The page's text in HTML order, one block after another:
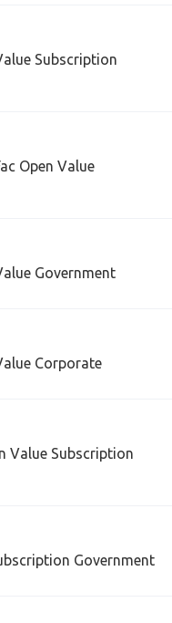
Subscription
Open Value
Government
Corporate
Value Subscription
Government